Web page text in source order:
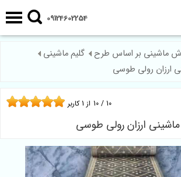
09124602254
ماشینی بر اساس طرح
گلیم ماشینی
ارزان رولی طوسی
ارزان رولی طوسی
10 / 10 از 1کاربر